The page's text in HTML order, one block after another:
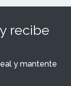
recibe
y mantente